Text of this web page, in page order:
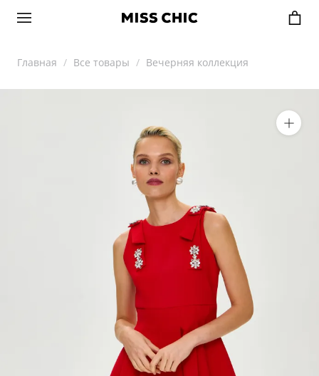
Главная Все товары Вечерняя коллекция